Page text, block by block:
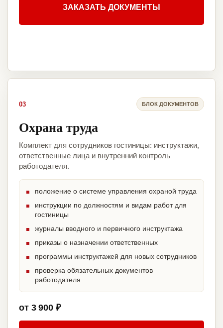
ЗАКАЗАТЬ ДОКУМЕНТЫ
03 БЛОК ДОКУМЕНТОВ
Охрана труда
Комплект для сотрудников гостиницы: инструктажи,
ответственные лица и внутренний контроль
работодателя.
положение о системе управления охраной труда
инструкции по должностям и видам работ для
гостиницы
журналы вводного и первичного инструктажа
приказы о назначении ответственных
программы инструктажей для новых сотрудников
проверка обязательных документов
работодателя
от 3 900 ₽